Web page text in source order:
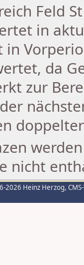
Feld
in
in
da
zur
nicht
2026 Heinz Herzog,